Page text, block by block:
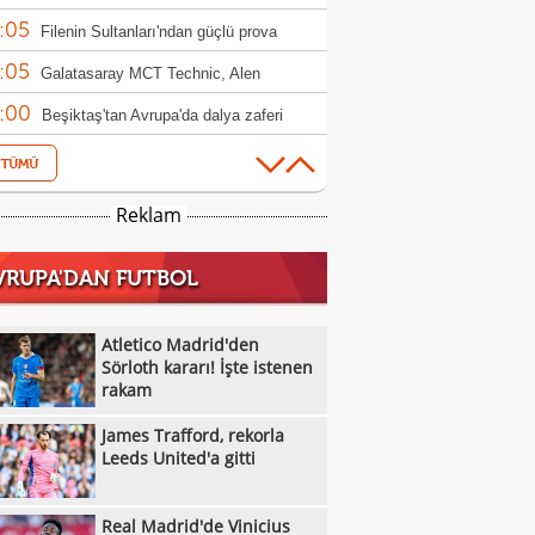
Filenin Sultanları'ndan güçlü prova
Galatasaray MCT Technic, Alen
kadrosuna kattı
Beşiktaş'tan Avrupa'da dalya zaferi
Beşiktaş Kadın Futbol Takımı, üç golle
Emirhan Topçu: "Topun oraya geleceğini
Beşiktaş'ta inanılmaz rakam: Alexander
Galatasaray'dan suç duyurusu
James Trafford, rekorla Leeds United'a
Kassoum Ouattara, 6 dakikada kırmızı
gördü!Aleksey Batrakov için Galatasaray
Reklam
FUTBOL
Atletico Madrid'den
Sörloth kararı! İşte istenen
rakam
James Trafford, rekorla
Leeds United'a gitti
Real Madrid'de Vinicius